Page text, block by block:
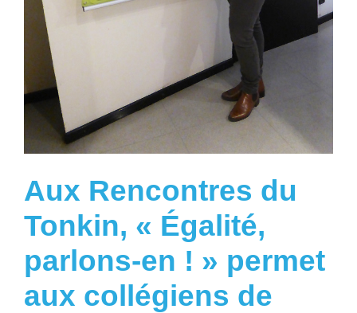
Aux Rencontres du
Tonkin, « Égalité,
parlons-en ! » permet
aux collégiens de